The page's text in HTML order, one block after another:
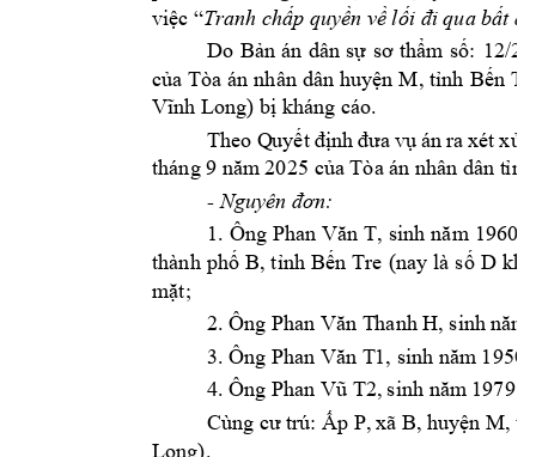
việc “Tranh chấp quyền về lối đi qua bất
Do Bản án dân sự sơ thẩm số: 12/
của Tòa án nhân dân huyện M, tỉnh Bến
Vĩnh Long) bị kháng cáo.
Theo Quyết định đưa vụ án ra xét xử
tháng 9 năm 2025 của Tòa án nhân dân t
- Nguyên đơn:
1. Ông Phan Văn T, sinh năm 1960.
thành phố B, tỉnh Bến Tre (nay là số D
mặt;
2. Ông Phan Văn Thanh H, sinh năm
3. Ông Phan Văn T1, sinh năm
4. Ông Phan Vũ T2, sinh năm 1979,
Cng cư trú: Ấp P, xã B, huyện M,
Long).